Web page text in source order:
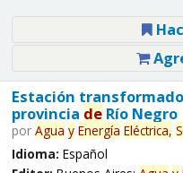
Estación
provincia deRío Negro
por Agua y Energía Eléctrica,
Idioma: Español